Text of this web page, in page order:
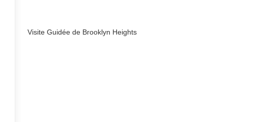
Visite Guidée de Brooklyn Heights